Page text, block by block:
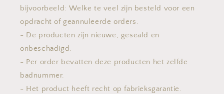
bijvoorbeeld: Welke te veel zijn besteld voor een
opdracht of geannuleerde orders.
- De producten zijn nieuwe, geseald en
onbeschadigd.
- Per order bevatten deze producten het zelfde
badnummer.
- Het product heeft recht op fabrieksgarantie.